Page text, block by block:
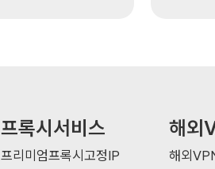
프록시서비스
프리미엄프록시고정IP
해외
해외